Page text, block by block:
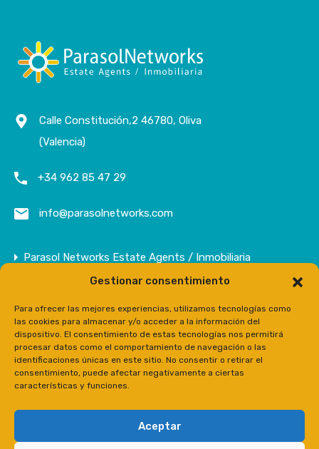
Gestionar consentimiento
Para ofrecer las mejores experiencias, utilizamos tecnologías como
las cookies para almacenar y/o acceder a la información del
dispositivo. El consentimiento de estas tecnologías nos permitirá
procesar datos como el comportamiento de navegación o las
identificaciones únicas en este sitio. No consentir o retirar el
consentimiento, puede afectar negativamente a ciertas
características y funciones.
Aceptar
Calle Constitución,2 46780, Oliva
(Valencia)
+34 962 85 47 29
info@parasolnetworks.com
Parasol Networks Estate Agents / Inmobiliaria
Inmuebles
Contacto
Prensa